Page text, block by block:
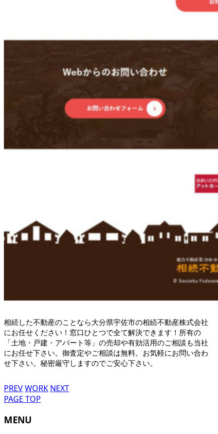
相続した不動産のことなら大分県宇佐市の相続不動産株式会社
にお任せください！窓口ひとつで全て解決できます！所有の
「土地・戸建・アパート等」の売却や有効活用のご相談も当社
にお任せ下さい。御査定やご相談は無料。お気軽にお問い合わ
せ下さい。秘密厳守しますのでご安心下さい。
PREVWORK NEXT
PAGE TOP
MENU